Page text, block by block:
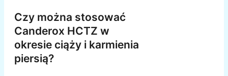
Czy można stosować
Canderox HCTZ w
okresie ciąży i karmienia
piersią?